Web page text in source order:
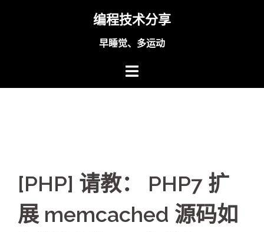
编程技术分享
早睡觉、多运动
[PHP] 请教： PHP7 扩
展 memcached 源码如